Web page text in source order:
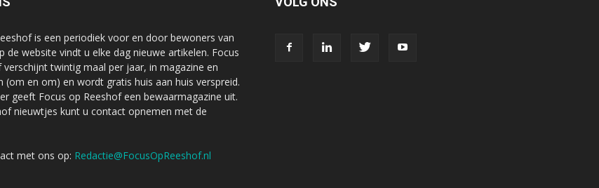
is een periodiek voor en door bewoners van
de website vindt u elke dag nieuwe artikelen. Focus
verschijnt twintig maal per jaar, in magazine en
(om en om) en wordt gratis huis aan huis verspreid.
geeft Focus op Reeshof een bewaarmagazine uit.
nieuwtjes kunt u contact opnemen met de
met ons op: Redactie@FocusOpReeshof.nl